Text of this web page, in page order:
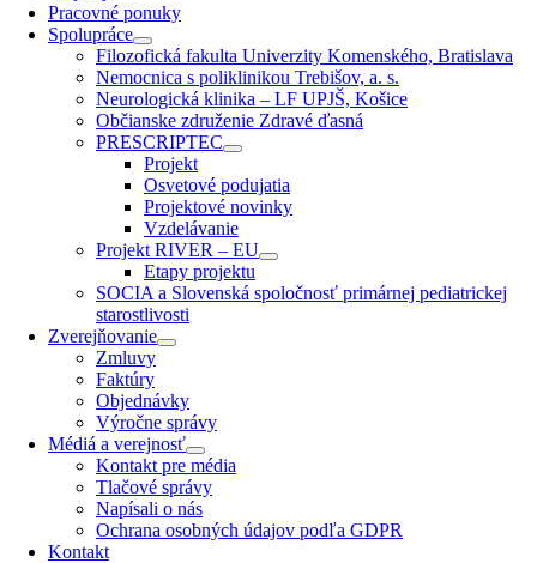
Pracovné ponuky
Spolupráce
Filozofická fakulta Univerzity Komenského, Bratislava
Nemocnica s poliklinikou Trebišov, a. s.
Neurologická klinika – LF UPJŠ, Košice
Občianske združenie Zdravé ďasná
PRESCRIPTEC
Projekt
Osvetové podujatia
Projektové novinky
Vzdelávanie
Projekt RIVER – EU
Etapy projektu
SOCIA a Slovenská spoločnosť primárnej pediatrickej
starostlivosti
Zverejňovanie
Zmluvy
Faktúry
Objednávky
Výročne správy
Médiá a verejnosť
Kontakt pre média
Tlačové správy
Napísali o nás
Ochrana osobných údajov podľa GDPR
Kontakt